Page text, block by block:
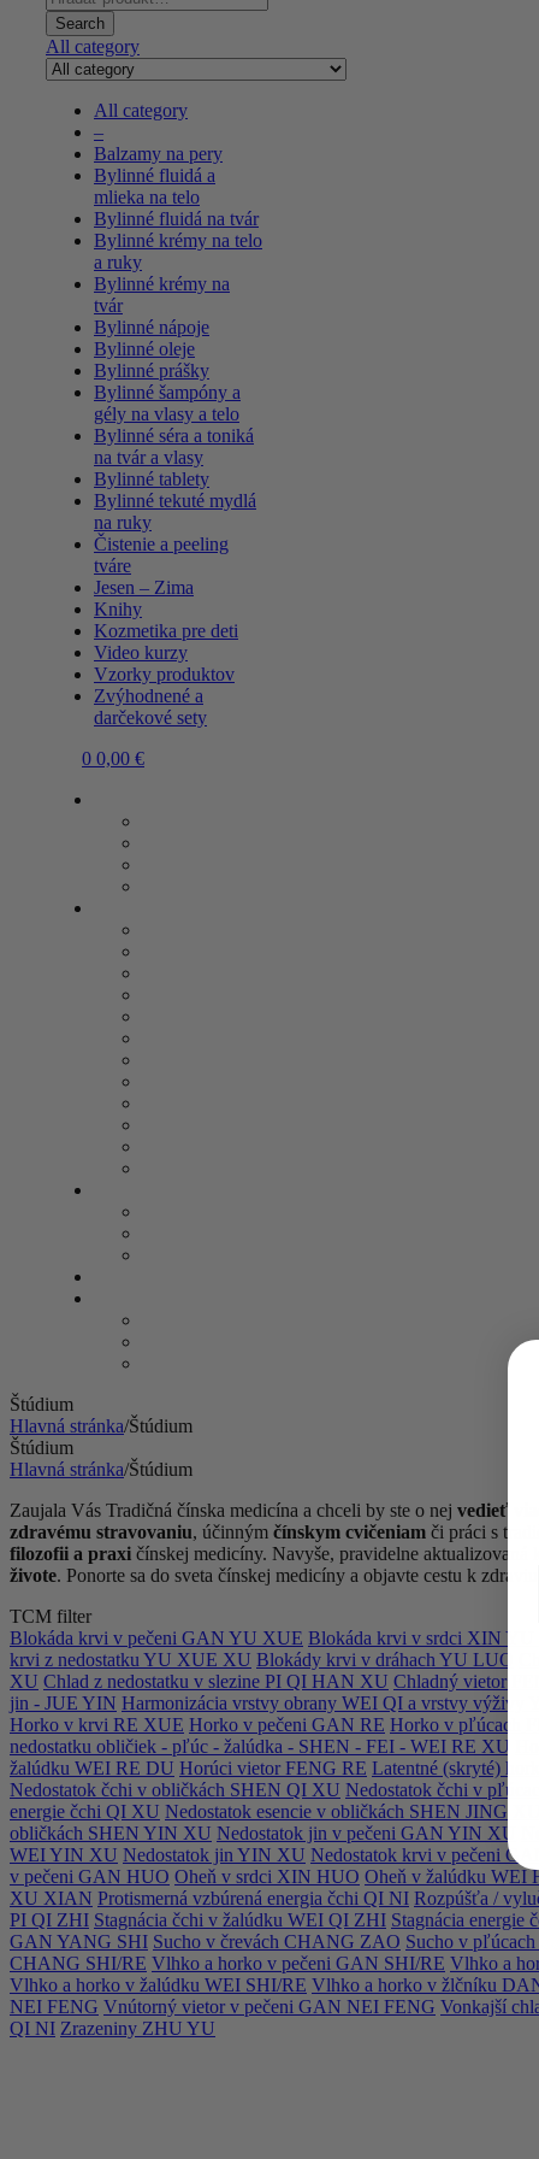
for:Search
All category
All category
–
Balzamy na pery
Bylinné fluidá a
mlieka na telo
Bylinné fluidá na tvár
Bylinné krémy na telo
a ruky
Bylinné krémy na
tvár
Bylinné nápoje
Bylinné oleje
Bylinné prášky
Bylinné šampóny a
gély na vlasy a telo
Bylinné séra a toniká
na tvár a vlasy
Bylinné tablety
Bylinné tekuté mydlá
na ruky
Čistenie a peeling
tváre
Jesen – Zima
Knihy
Kozmetika pre deti
Video kurzy
Vzorky produktov
Zvýhodnené a
darčekové sety
0 0,00 €
Štúdium
Hlavná stránka/Štúdium
Štúdium
Hlavná stránka/Štúdium
Zaujala Vás Tradičná čínska medicína a chceli by ste o nej vedieť viac
zdravému stravovaniu, účinným čínskym cvičeniam či práci s
filozofii a praxi čínskej medicíny. Navyše, pravidelne aktualizovaná
živote. Ponorte sa do sveta čínskej medicíny a objavte cestu k
TCM filter
Blokáda krvi v pečeni GAN YU XUE Blokáda krvi v srdci XIN YU
krvi z nedostatku YU XUE XU Blokády krvi v dráhach YU LUO
XU Chlad z nedostatku v slezine PI QI HAN XU Chladný vietor
jin - JUE YIN Harmonizácia vrstvy obrany WEI QI a vrstvy výživy
Horko v krvi RE XUE Horko v pečeni GAN RE Horko v pľúcach
nedostatku obličiek - pľúc - žalúdka - SHEN - FEI - WEI RE XU
žalúdku WEI RE DU Horúci vietor FENG RE Latentné (skryté)
Nedostatok čchi v obličkách SHEN QI XU Nedostatok čchi v
energie čchi QI XU Nedostatok esencie v obličkách SHEN JING XU
obličkách SHEN YIN XU Nedostatok jin v pečeni GAN YIN XU
WEI YIN XU Nedostatok jin YIN XU Nedostatok krvi v pečeni
v pečeni GAN HUO Oheň v srdci XIN HUO Oheň v žalúdku WEI
XU XIAN Protismerná vzbúrená energia čchi QI NI Rozpúšťa /
PI QI ZHI Stagnácia čchi v žalúdku WEI QI ZHI Stagnácia
GAN YANG SHI Sucho v črevách CHANG ZAO Sucho v
CHANG SHI/RE Vlhko a horko v pečeni GAN SHI/RE Vlhko a
Vlhko a horko v žalúdku WEI SHI/RE Vlhko a horko v žlčníku
NEI FENG Vnútorný vietor v pečeni GAN NEI FENG Vonkajší
QI NI Zrazeniny ZHU YU